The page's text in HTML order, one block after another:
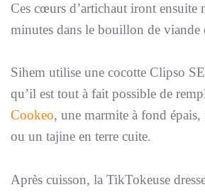
Ces cœurs d’artichaut iront ensuite
minutes dans le bouillon de viande
Sihem utilise une cocotte Clipso
qu’il est tout à fait possible de
Cookeo, une marmite à fond
ou un tajine en terre cuite.
Après cuisson, la TikTokeuse